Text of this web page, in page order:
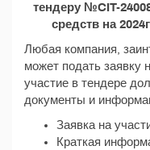
тендеру №CIT-
средств на
Любая компания,
может подать заявку
участие в тендере
документы и
Заявка на
Краткая